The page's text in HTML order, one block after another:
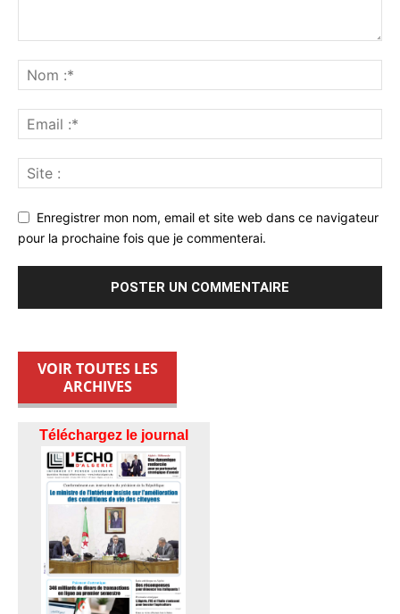
Enregistrer mon nom, email et site web dans ce navigateur
pour la prochaine fois que je commenterai.
VOIR TOUTES LES
ARCHIVES